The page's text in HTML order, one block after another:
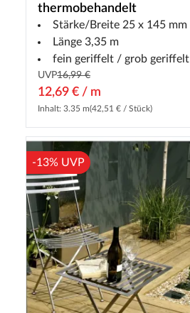
thermobehandelt
Stärke/Breite 25 x 145 mm
Länge 3,35 m
fein geriffelt / grob geriffelt
UVP16,99 €
12,69 € / m
Inhalt: 3.35 m(42,51 € / Stück)
-13% UVP